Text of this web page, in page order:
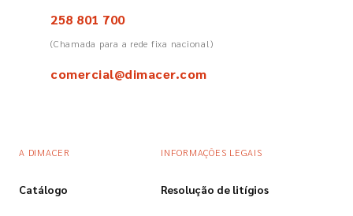
258 801 700
(Chamada para a rede fixa nacional)
comercial@dimacer.com
A DIMACER
Catálogo
INFORMAÇÕES LEGAIS
Resolução de litígios